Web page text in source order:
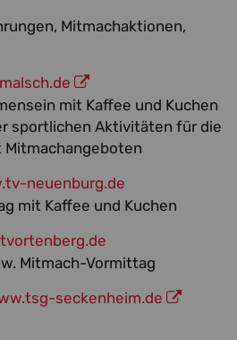
Mitmachaktionen,
mit Kaffee und Kuchen
sportlichen Aktivitäten für die
neuenburg.de
mit Kaffee und Kuchen
Mitmach-Vormittag
seckenheim.de